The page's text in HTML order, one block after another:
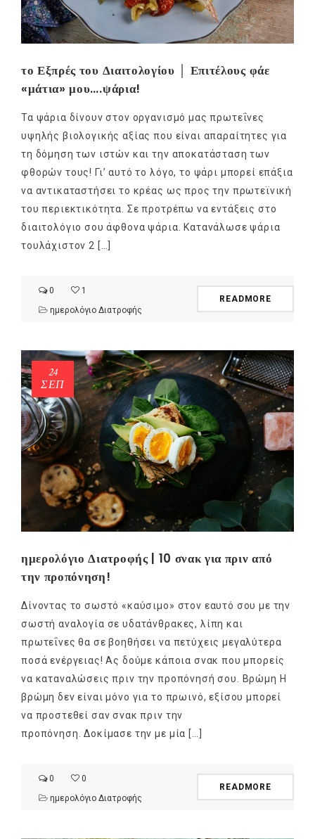
το Εξπρές του Διαιτολογίου │ Επιτέλους φάε
«μάτια» μου….ψάρια!
Τα ψάρια δίνουν στον οργανισμό μας πρωτεΐνες
υψηλής βιολογικής αξίας που είναι απαραίτητες για
τη δόμηση των ιστών και την αποκατάσταση των
φθορών τους! Γι’ αυτό το λόγο, το ψάρι μπορεί επάξια
να αντικαταστήσει το κρέας ως προς την πρωτεϊνική
του περιεκτικότητα. Σε προτρέπω να εντάξεις στο
διαιτολόγιο σου άφθονα ψάρια. Κατανάλωσε ψάρια
τουλάχιστον 2 […]
0
1
ημερολόγιο Διατροφής
READMORE
24
ΣΕΠ
ημερολόγιο Διατροφής | 10 σνακ για πριν από
την προπόνηση!
Δίνοντας το σωστό «καύσιμο» στον εαυτό σου με την
σωστή αναλογία σε υδατάνθρακες, λίπη και
πρωτεΐνες θα σε βοηθήσει να πετύχεις μεγαλύτερα
ποσά ενέργειας! Ας δούμε κάποια σνακ που μπορείς
να καταναλώσεις πριν την προπόνησή σου. Βρώμη Η
βρώμη δεν είναι μόνο για το πρωινό, εξίσου μπορεί
να προστεθεί σαν σνακ πριν την
προπόνηση. Δοκίμασε την με μία […]
0
0
ημερολόγιο Διατροφής
READMORE